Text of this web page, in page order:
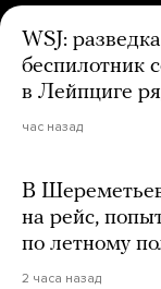
WSJ:
беспилотник
в Лейпциге
час назад
В
на рейс,
по летному
2 часа назад